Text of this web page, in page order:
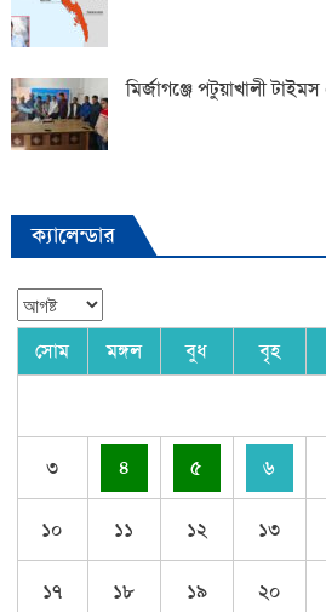
মির্জাগঞ্জে পটুয়াখালী
ক্যালেন্ডার
সোম মঙ্গল বুধ বৃহ
৩ ৪ ৫ ৬
১০ ১১ ১২ ১৩
১৭ ১৮ ১৯ ২০